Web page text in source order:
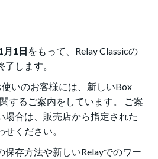
月1日 をもって、Relay Classicの
します。
使いのお客様には、新しいBox
するご案内をしています。 ご案
場合は、販売店から指定された
ください。
保存方法や新しいRelayでのワー